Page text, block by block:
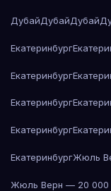
ДубайДубайДубай
Екатеринбург
Екатеринбург
Екатеринбург
Екатеринбург
ЕкатеринбургЖюль
Жюль Верн — 20 000